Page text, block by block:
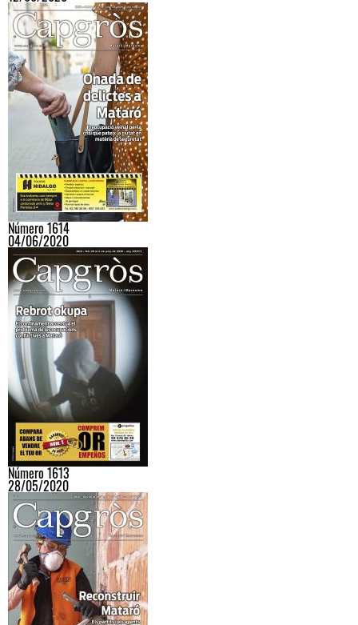
Número 1614
04/06/2020
Número 1613
28/05/2020